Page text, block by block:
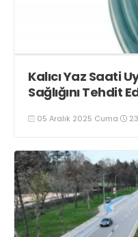
Kalıcı Yaz Saati
Sağlığını Tehdit
05 Aralık 2025 Cuma